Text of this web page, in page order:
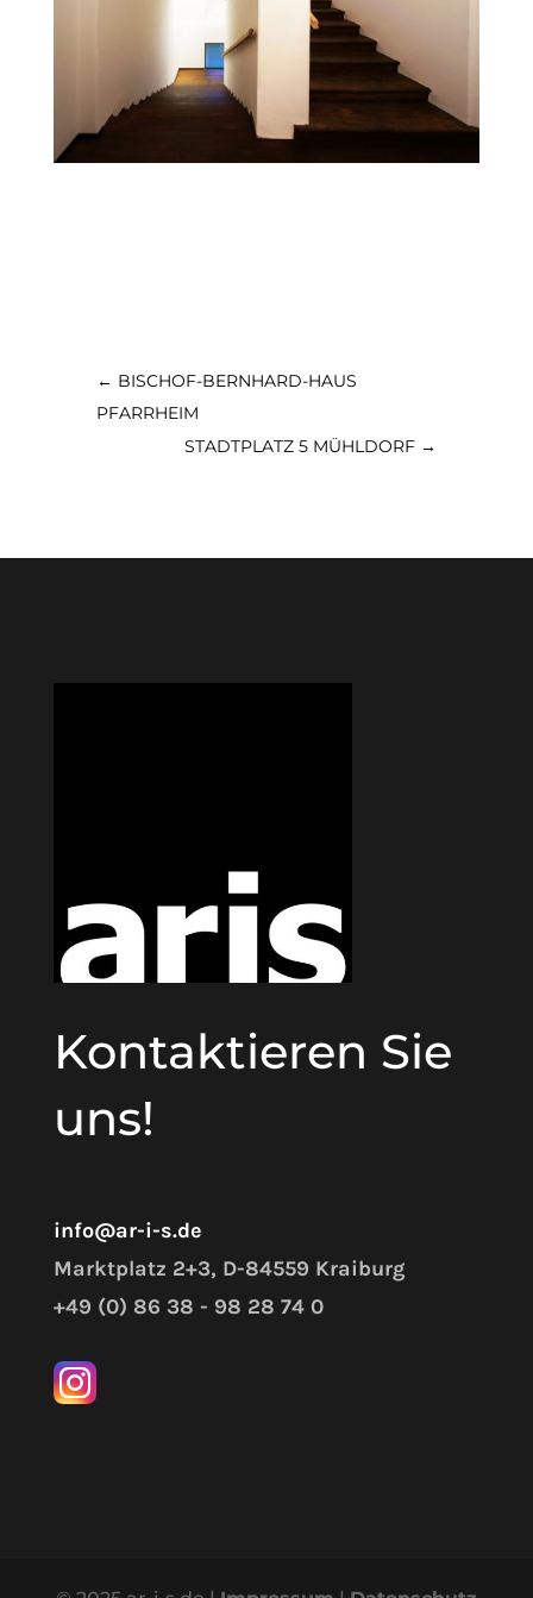
← BISCHOF-BERNHARD-HAUS
PFARRHEIM
STADTPLATZ 5 MÜHLDORF →
Kontaktieren Sie
uns!
info@ar-i-s.de
Marktplatz 2+3, D-84559 Kraiburg
+49 (0) 86 38 - 98 28 74 0